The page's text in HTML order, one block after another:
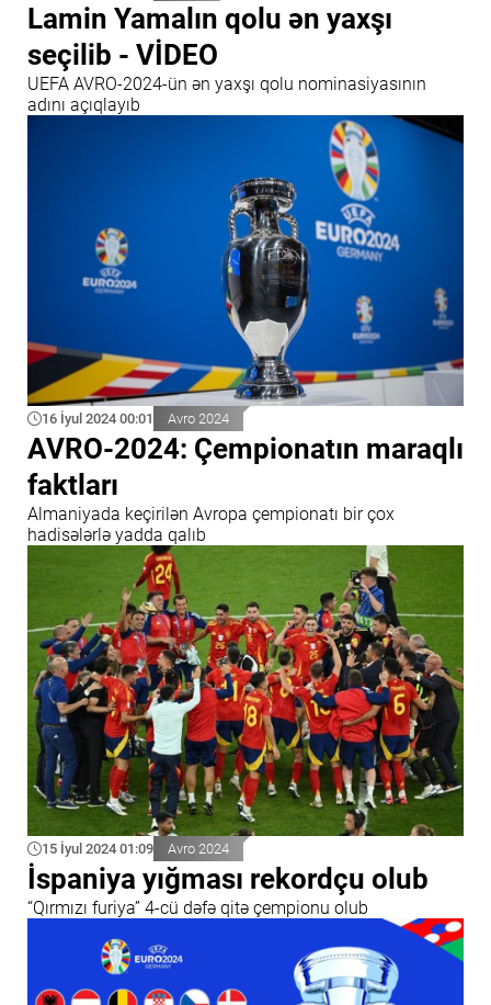
Lamin Yamalın qolu ən yaxşı
seçilib - VİDEO
UEFA AVRO-2024-ün ən yaxşı qolu nominasiyasının
adını açıqlayıb
16 İyul 2024 00:01 Avro 2024
AVRO-2024: Çempionatın maraqlı
faktları
Almaniyada keçirilən Avropa çempionatı bir çox
hadisələrlə yadda qalıb
15 İyul 2024 01:09 Avro 2024
İspaniya yığması rekordçu olub
“Qırmızı furiya” 4-cü dəfə qitə çempionu olub